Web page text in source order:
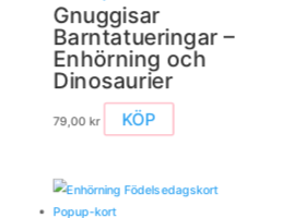
Gnuggisar
Barntatueringar –
Enhörning och
Dinosaurier
79,00 kr KÖP
här
flera